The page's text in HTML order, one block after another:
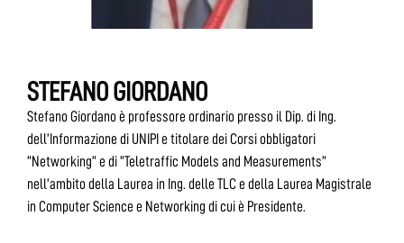
STEFANO GIORDANO
Stefano Giordano è professore ordinario presso il Dip. di Ing.
dell’Informazione di UNIPI e titolare dei Corsi obbligatori
“Networking” e di “Teletraffic Models and Measurements”
nell’ambito della Laurea in Ing. delle TLC e della Laurea Magistrale
in Computer Science e Networking di cui è Presidente.